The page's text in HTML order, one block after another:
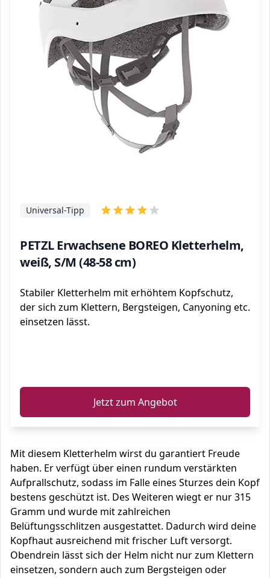
PETZL Erwachsene BOREO Kletterhelm,
weiß, S/M (48-58 cm)
Universal-Tipp
Stabiler Kletterhelm mit erhöhtem Kopfschutz,
der sich zum Klettern, Bergsteigen, Canyoning etc.
einsetzen lässt.
Jetzt zum Angebot
Mit diesem Kletterhelm wirst du garantiert Freude
haben. Er verfügt über einen rundum verstärkten
Aufprallschutz, sodass im Falle eines Sturzes dein Kopf
bestens geschützt ist. Des Weiteren wiegt er nur 315
Gramm und wurde mit zahlreichen
Belüftungsschlitzen ausgestattet. Dadurch wird deine
Kopfhaut ausreichend mit frischer Luft versorgt.
Obendrein lässt sich der Helm nicht nur zum Klettern
einsetzen, sondern auch zum Bergsteigen oder